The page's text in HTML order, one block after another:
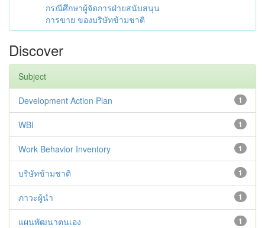
กรณีศึกษาผู้จัดการฝ่ายสนับสนุน
การขาย ของบริษัทข้ามชาติ
Discover
Subject
1
Development Action Plan
1
WBI
1
Work Behavior Inventory
1
บริษัทข้ามชาติ
1
ภาวะผู้นำ
1
แผนพัฒนาตนเอง